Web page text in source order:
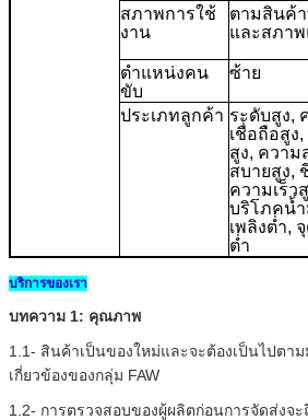
ฝากข้อควา
เราจะโทรกลับหาคุณ
สภาพการใช้
งาน
ตามสินค้
และสภา
ตำแหน่งคน
ขับ
ซ้าย
ประเภทลูกค้า ระดับสูง,
เชื่อถือสูง
สูง, ความ
สบายสูง,
ความเร็ว
บริโภคน้ำ
เพลิงต่ำ,
ต่ำ
บริการของเรา
บทความ 1: คุณภาพ
1.1- สินค้าเป็นของใหม่และจะต้องเป็นไปต
เกี่ยวข้องของกลุ่ม FAW
1.2- การตรวจสอบของผู้ผลิตก่อนการจัดส่งจ